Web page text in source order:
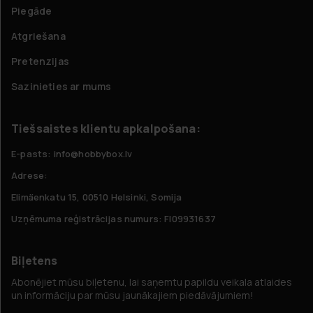
Piegāde
Atgriešana
Pretenzijas
Sazinieties ar mums
Tiešsaistes klientu apkalpošana:
E-pasts: info@hobbybox.lv
Adrese:
Elimäenkatu 15, 00510 Helsinki, Somija
Uzņēmuma reģistrācijas numurs: FI09931637
Biļetens
Abonējiet mūsu biļetenu, lai saņemtu papildu veikala atlaides
un informāciju par mūsu jaunākajiem piedāvājumiem!